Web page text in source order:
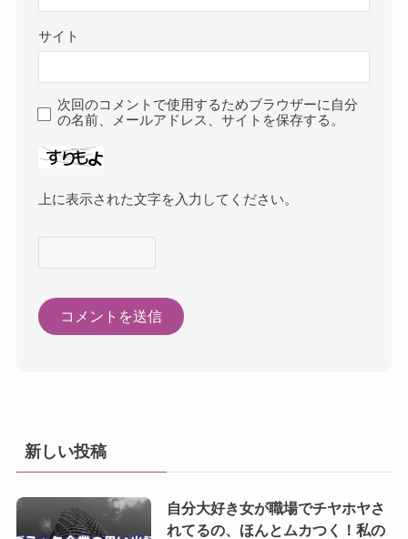
サイト
次回のコメントで使用するためブラウザーに自分
の名前、メールアドレス、サイトを保存する。
上に表示された文字を入力してください。
新しい投稿
自分大好き女が職場でチヤホヤさ
れてるの、ほんとムカつく！私の